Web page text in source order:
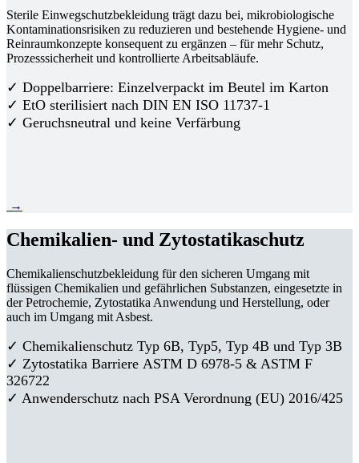
Sterile Einwegschutzbekleidung trägt dazu bei, mikrobiologische
Kontaminationsrisiken zu reduzieren und bestehende Hygiene- und
Reinraumkonzepte konsequent zu ergänzen – für mehr Schutz,
Prozesssicherheit und kontrollierte Arbeitsabläufe.
✓ Doppelbarriere: Einzelverpackt im Beutel im Karton
✓ EtO sterilisiert nach DIN EN ISO 11737-1
✓ Geruchsneutral und keine Verfärbung
→
Chemikalien- und Zytostatikaschutz
Chemikalienschutzbekleidung für den sicheren Umgang mit
flüssigen Chemikalien und gefährlichen Substanzen, eingesetzte in
der Petrochemie, Zytostatika Anwendung und Herstellung, oder
auch im Umgang mit Asbest.
✓ Chemikalienschutz Typ 6B, Typ5, Typ 4B und Typ 3B
✓ Zytostatika Barriere ASTM D 6978-5 & ASTM F
326722
✓ Anwenderschutz nach PSA Verordnung (EU) 2016/425